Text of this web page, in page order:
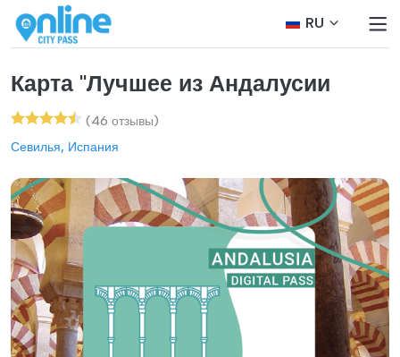
RU
Карта "Лучшее из Андалусии
(46 отзывы)
Севилья, Испания